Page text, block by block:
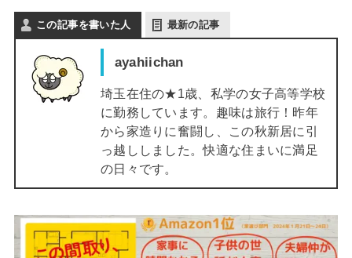
この記事を書いた人 最新の記事
ayahiichan
埼玉在住の★1歳、私学の女子高等学校
に勤務しています。趣味は旅行！昨年
から家造りに奮闘し、この秋新居に引
っ越ししました。快適な住まいに満足
の日々です。